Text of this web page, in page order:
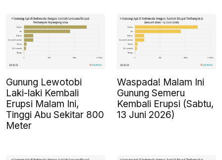
Gunung Lewotobi
Laki-laki Kembali
Erupsi Malam Ini,
Tinggi Abu Sekitar 800
Meter
Waspada! Malam Ini
Gunung Semeru
Kembali Erupsi (Sabtu,
13 Juni 2026)